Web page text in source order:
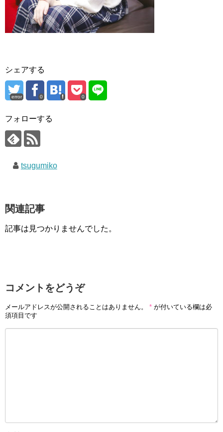
シェアする
error 0 0
フォローする
tsugumiko
関連記事
記事は見つかりませんでした。
コメントをどうぞ
メールアドレスが公開されることはありません。 * が付いている欄は必
須項目です